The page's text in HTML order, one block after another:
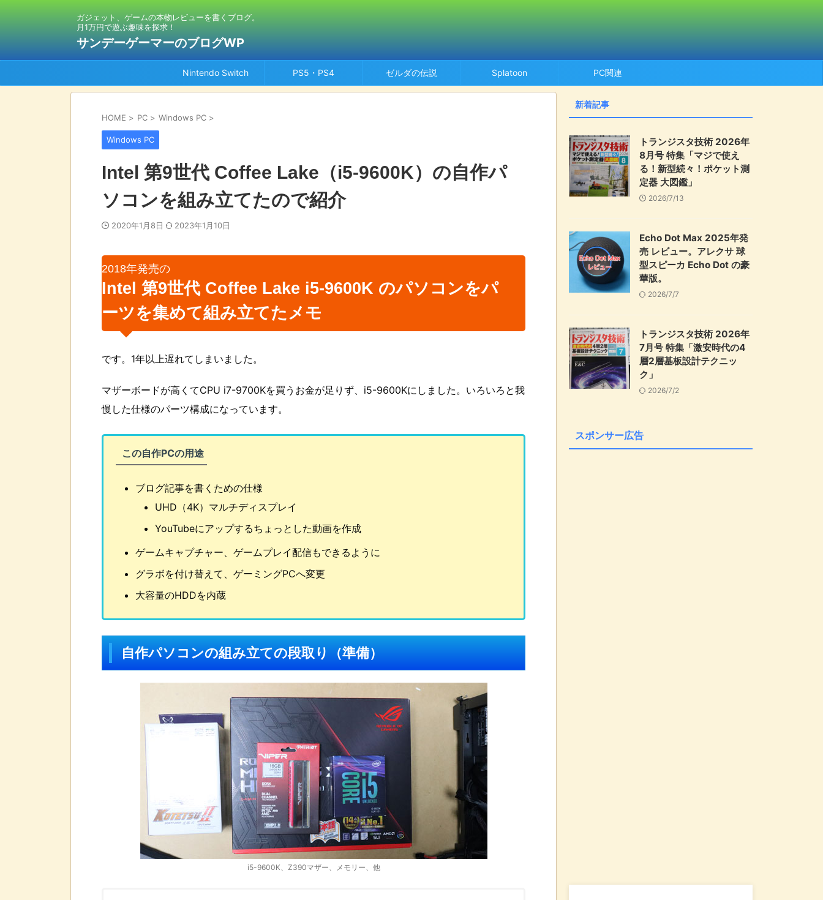
ガジェット、ゲームの本物レビューを書くブログ。
月1万円で遊ぶ趣味を探求！
サンデーゲーマーのブログWP
Nintendo Switch PS5・PS4 ゼルダの伝説 Splatoon PC関連
HOME > PC > Windows PC >
Windows PC
Intel 第9世代 Coffee Lake（i5-9600K）の自作パ
ソコンを組み立てたので紹介
2020年1月8日 2023年1月10日
2018年発売の
Intel 第9世代 Coffee Lake i5-9600K のパソコンをパ
ーツを集めて組み立てたメモ
です。1年以上遅れてしまいました。
マザーボードが高くてCPU i7-9700Kを買うお金が足りず、i5-9600Kにしました。いろいろと我
慢した仕様のパーツ構成になっています。
この自作PCの用途
ブログ記事を書くための仕様
UHD（4K）マルチディスプレイ
YouTubeにアップするちょっとした動画を作成
ゲームキャプチャー、ゲームプレイ配信もできるように
グラボを付け替えて、ゲーミングPCへ変更
大容量のHDDを内蔵
自作パソコンの組み立ての段取り（準備）
i5-9600K、Z390マザー、メモリー、他
新着記事
トランジスタ技術 2026年
8月号 特集「マジで使え
る！新型続々！ポケット測
定器 大図鑑」
2026/7/13
Echo Dot Max 2025年発
売 レビュー。アレクサ 球
型スピーカ Echo Dot の豪
華版。
2026/7/7
トランジスタ技術 2026年
7月号 特集「激安時代の4
層2層基板設計テクニッ
ク」
2026/7/2
スポンサー広告